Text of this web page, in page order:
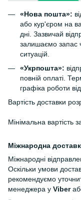
«Нова пошта»:
або кур'єром на
дні. Зазвичай
залишаємо запас
ситуацій.
«Укрпошта»:
повній оплаті.
графіка роботи
Вартість доставки
Мінімальна вартість
Міжнародна
Міжнародні
Оскільки умови
рекомендуємо
менеджера у Viber